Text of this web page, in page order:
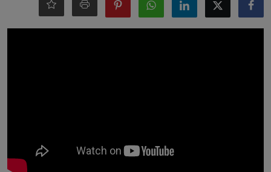
أحكام وفتاوى